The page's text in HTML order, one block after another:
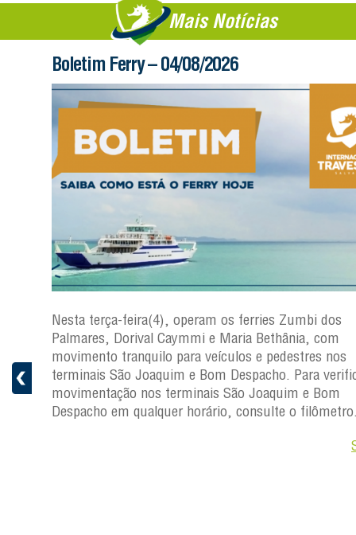
Mais Notícias
a
Boletim Ferry – 04/08/2026
Nesta terça-feira(4), operam os ferries Zumbi dos
Palmares, Dorival Caymmi e Maria Bethânia, com
movimento tranquilo para veículos e pedestres nos
terminais São Joaquim e Bom Despacho. Para
movimentação nos terminais São Joaquim e Bom
Despacho em qualquer horário, consulte o